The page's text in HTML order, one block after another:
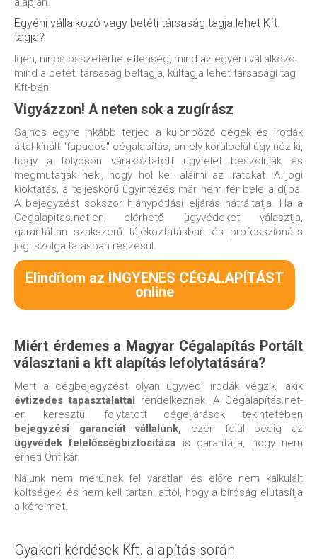
Egyéni vállalkozó vagy betéti társaság tagja lehet Kft.
tagja?
Igen, nincs összeférhetetlenség, mind az egyéni vállalkozó,
mind a betéti társaság beltagja, kültagja lehet társasági tag
Kft-ben.
Vigyázzon! A neten sok a zugírász
Sajnos egyre inkább terjed a különböző cégek és irodák
által kínált "fapados" cégalapítás, amely körülbelül úgy néz ki,
hogy a folyosón várakoztatott ügyfelet beszólítják és
megmutatják neki, hogy hol kell aláírni az iratokat. A jogi
kioktatás, a teljeskörű ügyintézés már nem fér bele a díjba.
A bejegyzést sokszor hiánypótlási eljárás hátráltatja. Ha a
Cegalapitas.net-en elérhető ügyvédeket választja,
garantáltan szakszerű tájékoztatásban és professzionális
jogi szolgáltatásban részesül.
Elindítom az INGYENES CÉGALAPÍTÁST
online
Miért érdemes a Magyar Cégalapítás Portált
választani a kft alapítás lefolytatására?
Mert a cégbejegyzést olyan ügyvédi irodák végzik, akik
évtizedes tapasztalattal rendelkeznek. A Cégalapítás.net-
en keresztül folytatott cégeljárások tekintetében
bejegyzési garanciát vállalunk, ezen felül pedig az
ügyvédek felelősségbiztosítása is garantálja, hogy nem
érheti Önt kár.
Nálunk nem merülnek fel váratlan és előre nem kalkulált
költségek, és nem kell tartani attól, hogy a bíróság elutasítja
a kérelmet.
Gyakori kérdések Kft. alapítás során